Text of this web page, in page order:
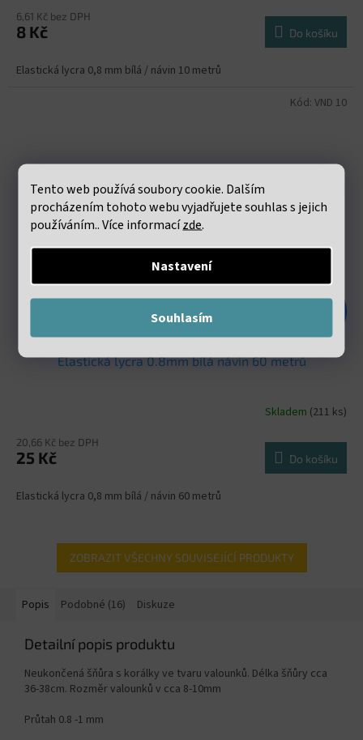
Tento web používá soubory cookie. Dalším
procházením tohoto webu vyjadřujete souhlas s jejich
používáním.. Více informacízde.
Nastavení
Souhlasím
6,61 Kč bez DPH
8 Kč Do košíku
Elastická lycra 0,8 mm bílá / návin 10 metrů
Elastická lycra 0.8mm bílá návin 60 metrů
Skladem (211 ks)
20,66 Kč bez DPH
25 Kč Do košíku
Elastická lycra 0,8 mm bílá / návin 60 metrů
Kód: VND 10
ZOBRAZIT VŠECHNY SOUVISEJÍCÍ PRODUKTY
Popis Podobné (16) Diskuze
Detailní popis produktu
Neukončená šňůra s korálky ve tvaru valounků. Délka šňůry cca
36-38cm. Rozměr valounků v cca 8-10mm
Průtah 0.8 -1 mm